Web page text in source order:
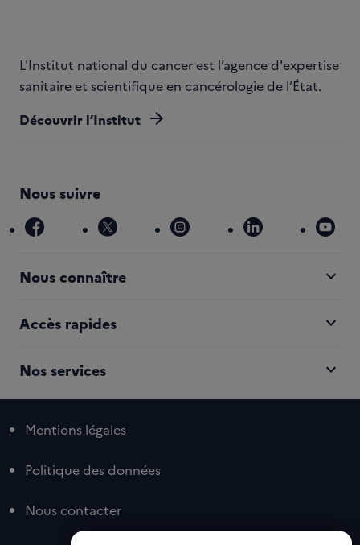
L'Institut national du cancer est l’agence d'expertise
sanitaire et scientifique en cancérologie de l’État.
Découvrir l’Institut arrow_forward
Nous suivre
facebook x instagram linkedin
Nous connaître expand_more
Accès rapides expand_more
Nos services expand_more
Mentions légales
Politique des données
Nous contacter